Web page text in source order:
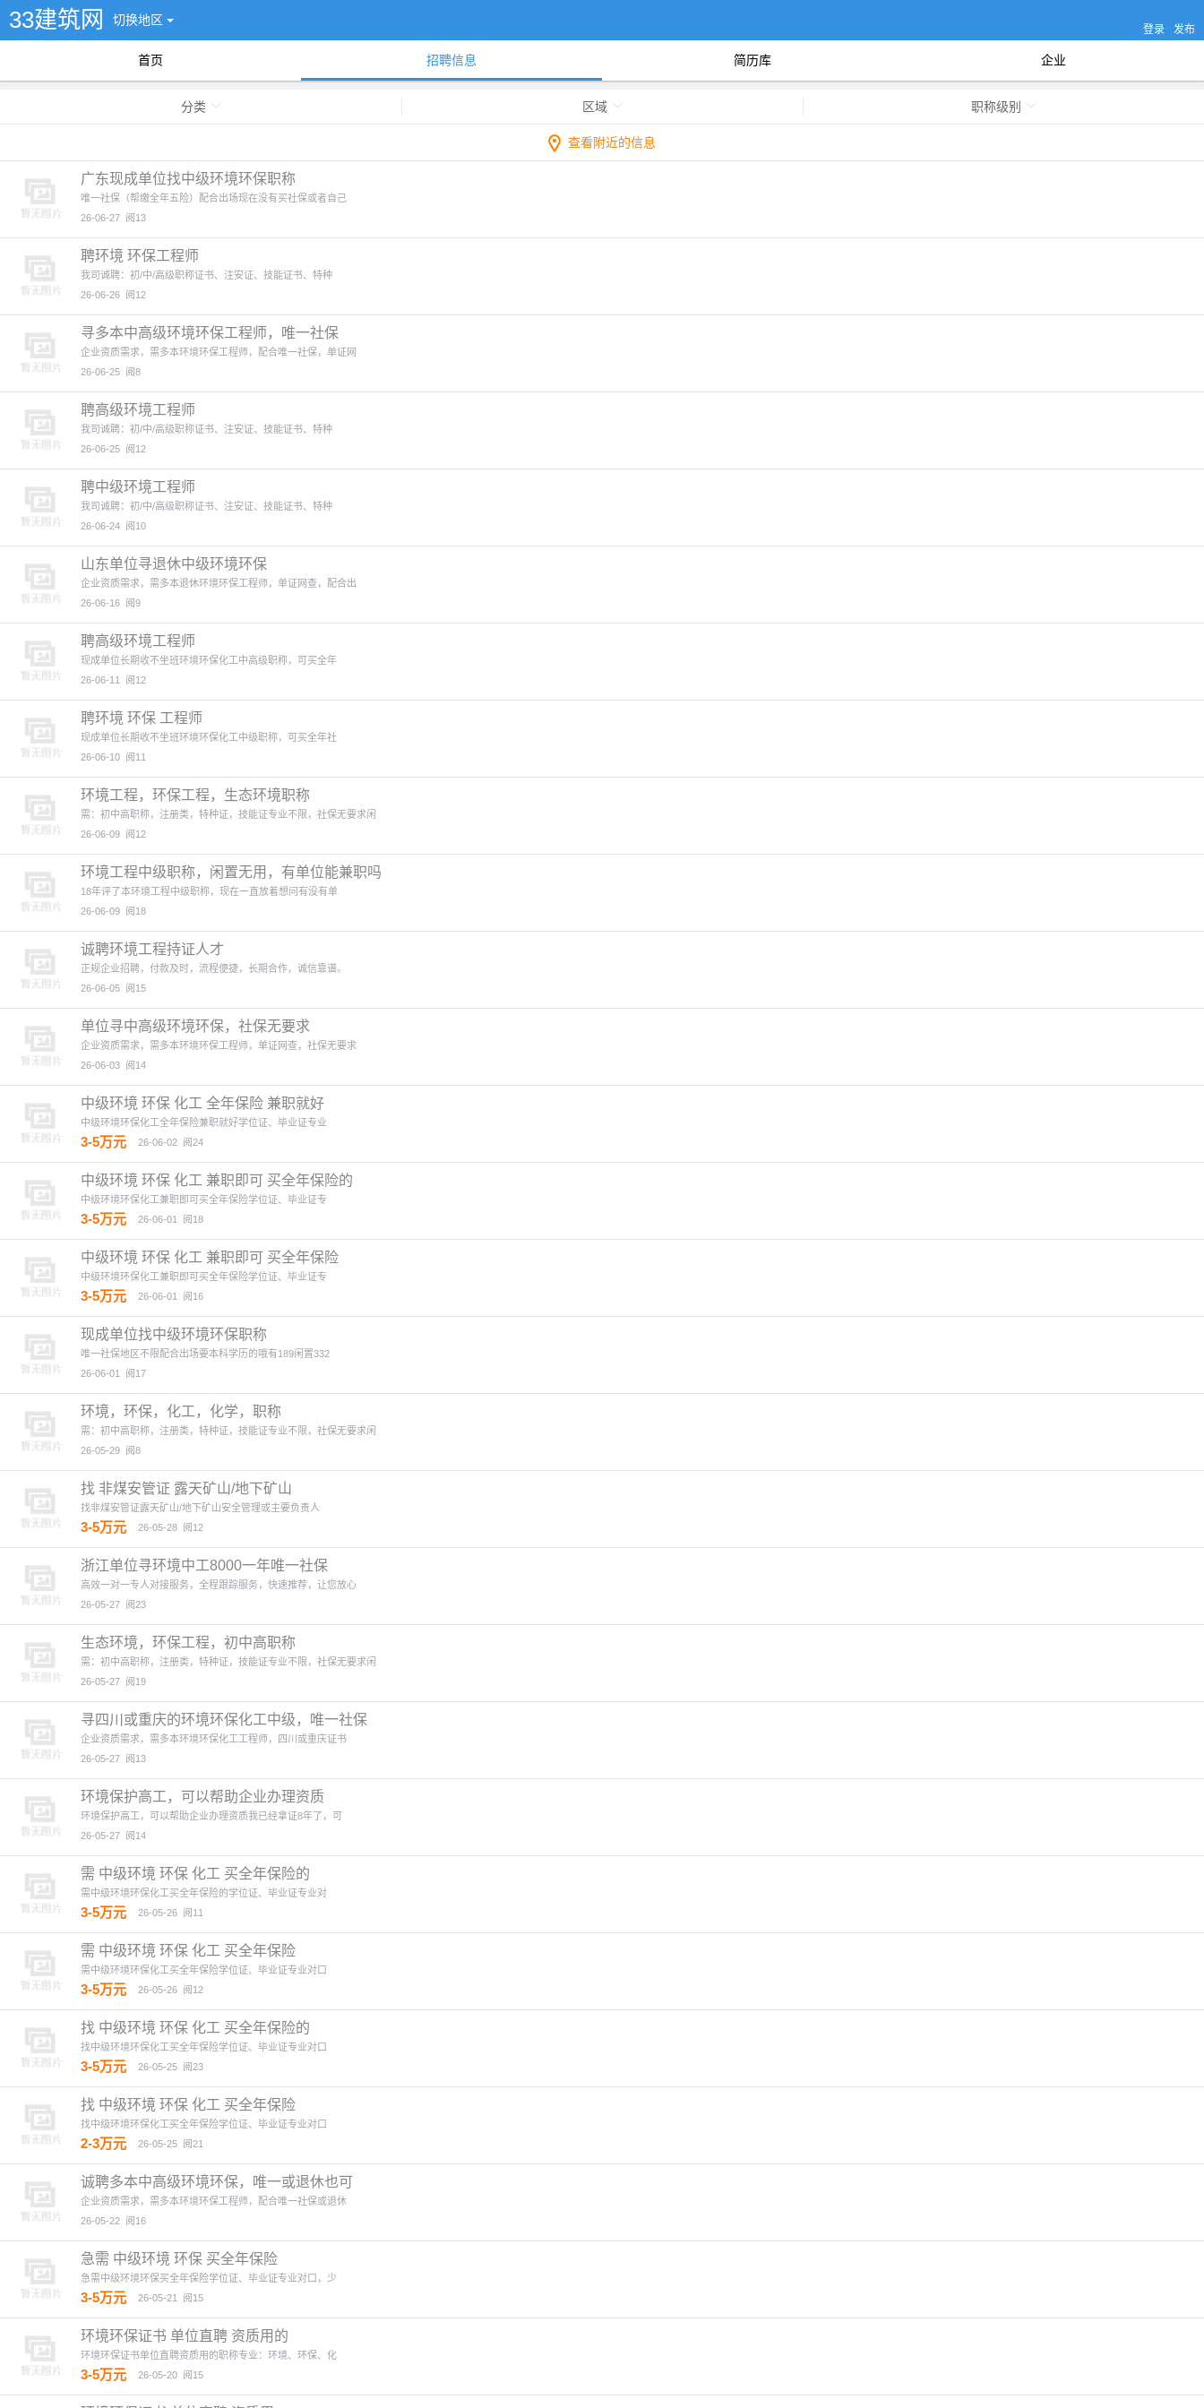
33建筑网 切换地区
登录 发布
首页 招聘信息 简历库 企业
分类 区域 职称级别
查看附近的信息
广东现成单位找中级环境环保职称
唯一社保（帮缴全年五险）配合出场现在没有买社保或者自己
26-06-27 阅13
聘环境 环保工程师
我司诚聘：初/中/高级职称证书、注安证、技能证书、特种
26-06-26 阅12
寻多本中高级环境环保工程师，唯一社保
企业资质需求，需多本环境环保工程师，配合唯一社保，单证网
26-06-25 阅8
聘高级环境工程师
我司诚聘：初/中/高级职称证书、注安证、技能证书、特种
26-06-25 阅12
聘中级环境工程师
我司诚聘：初/中/高级职称证书、注安证、技能证书、特种
26-06-24 阅10
山东单位寻退休中级环境环保
企业资质需求，需多本退休环境环保工程师，单证网查，配合出
26-06-16 阅9
聘高级环境工程师
现成单位长期收不坐班环境环保化工中高级职称，可买全年
26-06-11
阅12
聘环境 环保 工程师
现成单位长期收不坐班环境环保化工中级职称，可买全年社
26-06-10 阅11
环境工程，环保工程，生态环境职称
需：初中高职称，注册类，特种证，技能证专业不限，社保无要求闲
26-06-09 阅12
环境工程中级职称，闲置无用，有单位能兼职吗
18年评了本环境工程中级职称，现在一直放着想问有没有单
26-06-09 阅18
诚聘环境工程持证人才
正规企业招聘，付款及时，流程便捷，长期合作，诚信靠谱。
26-06-05 阅15
单位寻中高级环境环保，社保无要求
企业资质需求，需多本环境环保工程师，单证网查，社保无要求
26-06-03 阅14
中级环境 环保 化工 全年保险 兼职就好
中级环境环保化工全年保险兼职就好学位证、毕业证专业
3-5万元 26-06-02 阅24
中级环境 环保 化工 兼职即可 买全年保险的
中级环境环保化工兼职即可买全年保险学位证、毕业证专
3-5万元 26-06-01 阅18
中级环境 环保 化工 兼职即可 买全年保险
中级环境环保化工兼职即可买全年保险学位证、毕业证专
3-5万元 26-06-01 阅16
现成单位找中级环境环保职称
唯一社保地区不限配合出场要本科学历的哦有189闲置332
26-06-01
阅17
环境，环保，化工，化学，职称
需：初中高职称，注册类，特种证，技能证专业不限，社保无要求闲
26-05-29 阅8
找 非煤安管证 露天矿山/地下矿山
找非煤安管证露天矿山/地下矿山安全管理或主要负责人
3-5万元 26-05-28 阅12
浙江单位寻环境中工8000一年唯一社保
高效一对一专人对接服务，全程跟踪服务，快速推荐，让您放心
26-05-27 阅23
生态环境，环保工程，初中高职称
需：初中高职称，注册类，特种证，技能证专业不限，社保无要求闲
26-05-27 阅19
寻四川或重庆的环境环保化工中级，唯一社保
企业资质需求，需多本环境环保化工工程师，四川或重庆证书
26-05-27 阅13
环境保护高工，可以帮助企业办理资质
环境保护高工，可以帮助企业办理资质我已经拿证8年了，可
26-05-27 阅14
需 中级环境 环保 化工 买全年保险的
需中级环境环保化工买全年保险的学位证、毕业证专业对
3-5万元 26-05-26 阅11
需 中级环境 环保 化工 买全年保险
需中级环境环保化工买全年保险学位证、毕业证专业对口
3-5万元 26-05-26 阅12
找 中级环境 环保 化工 买全年保险的
找中级环境环保化工买全年保险学位证、毕业证专业对口
3-5万元 26-05-25 阅23
找 中级环境 环保 化工 买全年保险
找中级环境环保化工买全年保险学位证、毕业证专业对口
2-3万元 26-05-25 阅21
诚聘多本中高级环境环保，唯一或退休也可
企业资质需求，需多本环境环保工程师，配合唯一社保或退休
26-05-22 阅16
急需 中级环境 环保 买全年保险
急需中级环境环保买全年保险学位证、毕业证专业对口，少
3-5万元 26-05-21 阅15
环境环保证书 单位直聘 资质用的
环境环保证书单位直聘资质用的职称专业：环境、环保、化
3-5万元 26-05-20 阅15